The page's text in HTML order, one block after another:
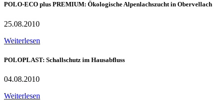
POLO-ECO plus PREMIUM: Ökologische Alpenlachszucht in Obervellach
25.08.2010
Weiterlesen
POLOPLAST: Schallschutz im Hausabfluss
04.08.2010
Weiterlesen